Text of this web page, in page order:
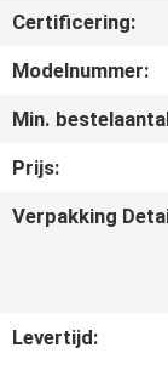
ONGEVEER
Certificering:
Modelnummer:
Min.
Prijs:
Verpakking
Levertijd: